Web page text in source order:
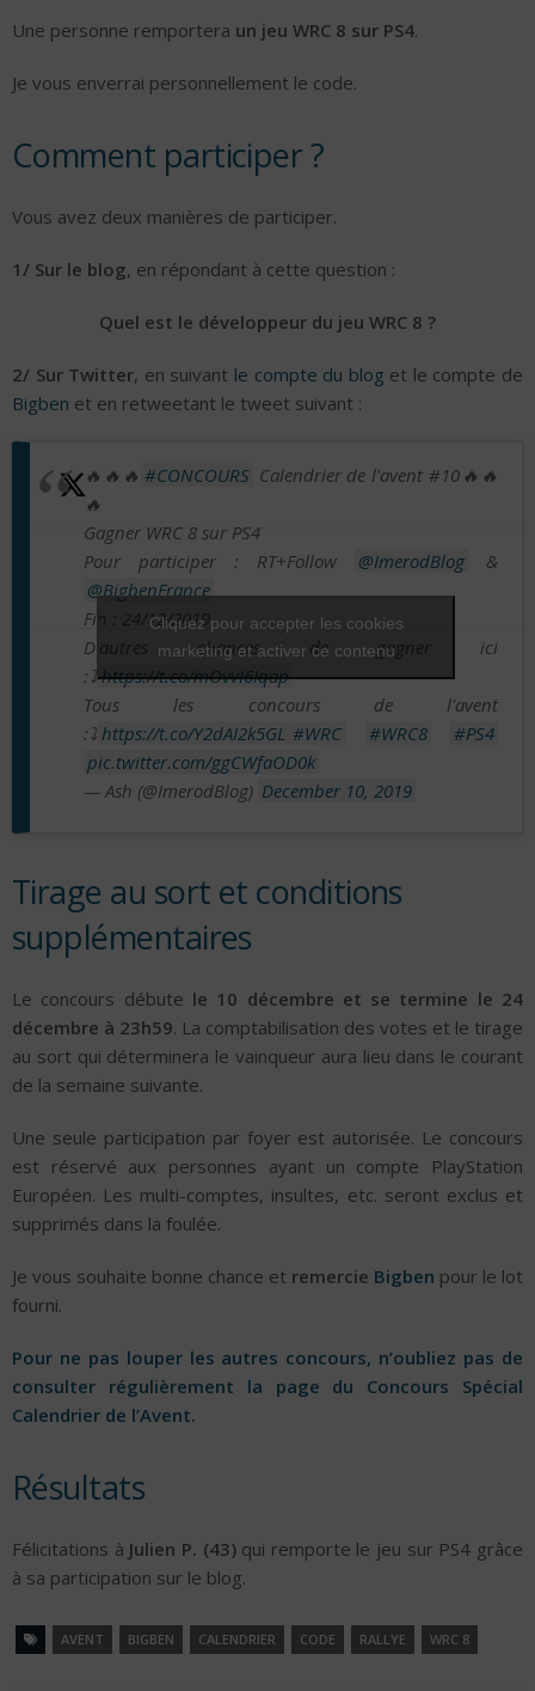
Une personne remportera un jeu WRC 8 sur PS4.
Je vous enverrai personnellement le code.
Comment participer ?
Vous avez deux manières de participer.
1/ Sur le blog, en répondant à cette question :
Quel est le développeur du jeu WRC 8 ?
2/ Sur Twitter, en suivant le compte du blog et le compte de
Bigben et en retweetant le tweet suivant :
🔥🔥🔥 #CONCOURS Calendrier de l'avent #10🔥🔥
🔥
Gagner WRC 8 sur PS4
Pour participer : RT+Follow
@ImerodBlog
&
@BigbenFrance
Fin : 24/12/2019
D'autres chances de gagner ici
:⤵️https://t.co/mOvvI6Iqap
Tous les concours de l'avent
:⤵️ https://t.co/Y2dAI2k5GL #WRC #WRC8
#PS4
pic.twitter.com/ggCWfaOD0k
— Ash (@ImerodBlog) December 10, 2019
Cliquez pour accepter les cookies
marketing et activer ce contenu
Tirage au sort et conditions
supplémentaires
Le concours débute le 10 décembre et se termine le 24
décembre à 23h59. La comptabilisation des votes et le tirage
au sort qui déterminera le vainqueur aura lieu dans le courant
de la semaine suivante.
Une seule participation par foyer est autorisée. Le concours
est réservé aux personnes ayant un compte PlayStation
Européen. Les multi-comptes, insultes, etc. seront exclus et
supprimés dans la foulée.
Je vous souhaite bonne chance et remercie Bigben pour le lot
fourni.
Pour ne pas louper les autres concours, n’oubliez pas de
consulter régulièrement la page du Concours Spécial
Calendrier de l’Avent.
Résultats
Félicitations à Julien P. (43)qui remporte le jeu sur PS4 grâce
à sa participation sur le blog.
AVENT BIGBEN CALENDRIER CODE RALLYE WRC 8